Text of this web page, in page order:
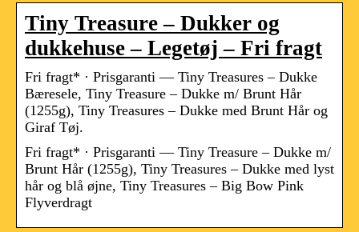
Tiny Treasure – Dukker og
dukkehuse – Legetøj – Fri fragt
Fri fragt* · Prisgaranti — Tiny Treasures – Dukke
Bæresele, Tiny Treasure – Dukke m/ Brunt Hår
(1255g), Tiny Treasures – Dukke med Brunt Hår og
Giraf Tøj.
Fri fragt* · Prisgaranti — Tiny Treasure – Dukke m/
Brunt Hår (1255g), Tiny Treasures – Dukke med lyst
hår og blå øjne, Tiny Treasures – Big Bow Pink
Flyverdragt